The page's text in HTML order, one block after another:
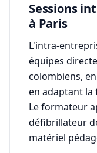
Sessions
à Paris
L'intra-
équipes
colombiens,
en adaptant la
Le formateur
défibrillateur
matériel